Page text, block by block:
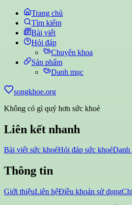
Trang chủ
Tìm kiếm
Bài viết
Hỏi đáp
Chuyên khoa
Sản phẩm
Danh mục
songkhoe.org
Không có gì quý hơn sức khoẻ
Liên kết nhanh
Bài viết sức khoẻHỏi đáp sức khoẻDanh
Thông tin
Giới thiệuLiên hệĐiều khoản sử dụng